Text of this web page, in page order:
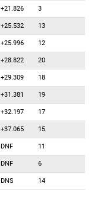
+21.826 3
+25.532 13
+25.996 12
+28.822 20
+29.309 18
+31.381 19
+32.197 17
+37.065 15
DNF 11
DNF 6
DNS 14